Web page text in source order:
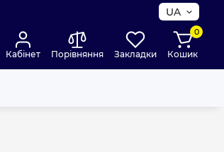
UA
Кабінет Порівняння Закладки
0
Кошик